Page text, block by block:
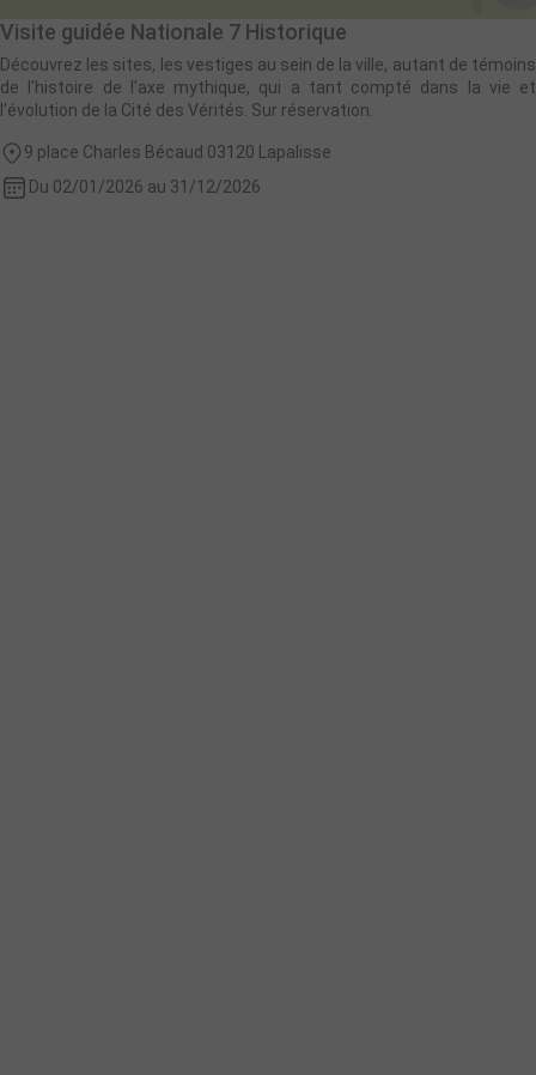
Visite guidée Nationale 7 Historique
Découvrez les sites, les vestiges au sein de la ville, autant de témoins
de l'histoire de l'axe mythique, qui a tant compté dans la vie et
l'évolution de la Cité des Vérités. Sur réservation.
9 place Charles Bécaud 03120 Lapalisse
Du 02/01/2026 au 31/12/2026